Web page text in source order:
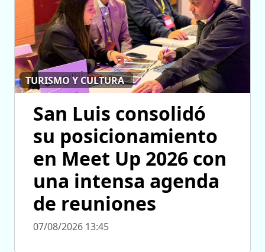
TURISMO Y CULTURA
San Luis consolidó
su posicionamiento
en Meet Up 2026 con
una intensa agenda
de reuniones
07/08/2026 13:45